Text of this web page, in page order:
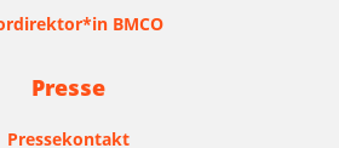
BMCO
Presse
Pressekontakt